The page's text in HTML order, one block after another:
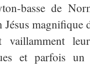
basse de
magnifique
vaillamment
et parfois